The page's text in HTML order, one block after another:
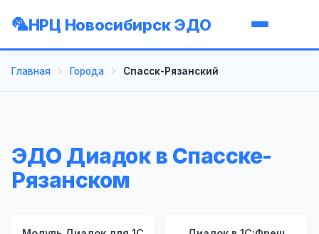
НРЦ Новосибирск ЭДО
Главная Города Спасск-Рязанский
ЭДО Диадок в Спасске-
Рязанском